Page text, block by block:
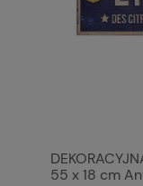
55 x 18 cm